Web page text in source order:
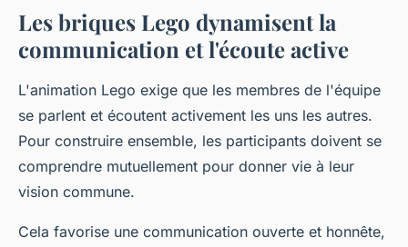
Les briques Lego dynamisent la
communication et l'écoute active
L'animation Lego exige que les membres de l'équipe
se parlent et écoutent activement les uns les autres.
Pour construire ensemble, les participants doivent se
comprendre mutuellement pour donner vie à leur
vision commune.
Cela favorise une communication ouverte et honnête,